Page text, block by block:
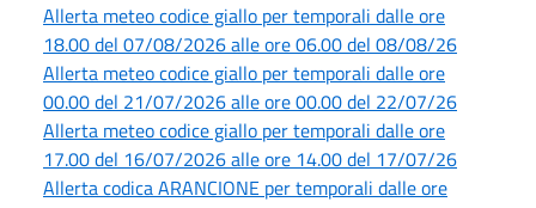
Allerta meteo codice giallo per temporali dalle ore
18.00 del 07/08/2026 alle ore 06.00 del 08/08/26
Allerta meteo codice giallo per temporali dalle ore
00.00 del 21/07/2026 alle ore 00.00 del 22/07/26
Allerta meteo codice giallo per temporali dalle ore
17.00 del 16/07/2026 alle ore 14.00 del 17/07/26
Allerta codica ARANCIONE per temporali dalle ore